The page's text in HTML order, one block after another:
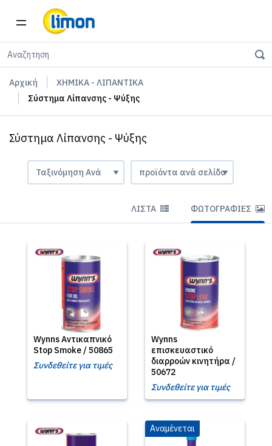
Αρχική
ΧΗΜΙΚΑ - ΛΙΠΑΝΤΙΚΑ
Σύστημα Λίπανσης - Ψύξης
Σύστημα Λίπανσης - Ψύξης
ΛΊΣΤΑ ΦΩΤΟΓΡΑΦΊΕΣ
Wynns Αντικαπνικό
Stop Smoke / 50865
Συνδεθείτε για τιμές
Wynns
επισκευαστικό
διαρροών κινητήρα /
50672
Συνδεθείτε για τιμές
Αναμένεται